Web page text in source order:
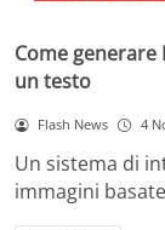
Come
un testo
Flash News 4
Un sistema di
immagini